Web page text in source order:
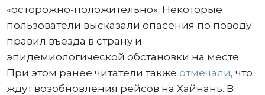
«осторожно-положительно». Некоторые
пользователи высказали опасения по поводу
правил въезда в страну и
эпидемиологической обстановки на месте.
При этом ранее читатели также отмечали, что
ждут возобновления рейсов на Хайнань. В